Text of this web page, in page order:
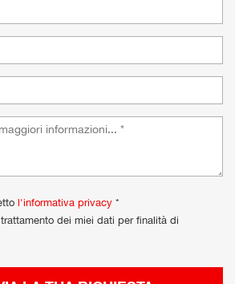
l'informativa privacy *
dei miei dati per finalità di